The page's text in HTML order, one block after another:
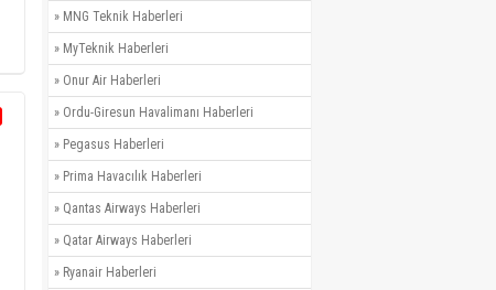
» MNG Teknik Haberleri
» MyTeknik Haberleri
» Onur Air Haberleri
» Ordu-Giresun Havalimanı Haberleri
» Pegasus Haberleri
» Prima Havacılık Haberleri
» Qantas Airways Haberleri
» Qatar Airways Haberleri
» Ryanair Haberleri